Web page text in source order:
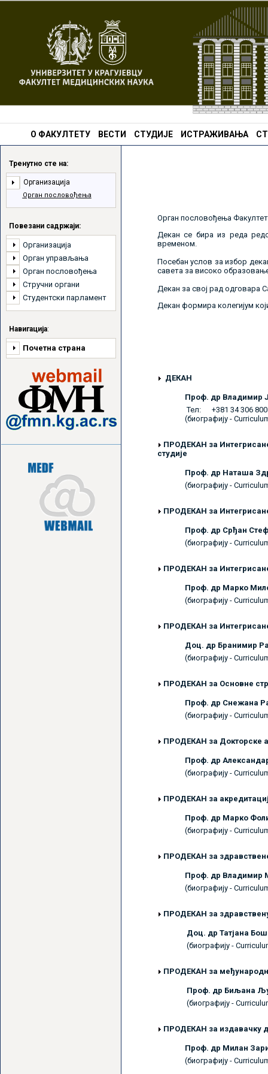
О ФАКУЛТЕТУ ВЕСТИ СТУДИЈЕ ИСТРАЖИВАЊА
Тренутно сте на:
Организација
Орган пословођења
Повезани садржаји:
Организација
Орган управљања
Орган пословођења
Стручни органи
Студентски парламент
Навигација:
Почетна страна
Орган пословођења
Декан се бира из реда
временом.
Посебан услов за избор
савета за високо
Декан за свој рад одговара
Декан формира колегијум
ДЕКАН
Проф. др
Тел: +381 34 306 800
(биографију -
ПРОДЕКАН за
студије
Проф. др Наташа
(биографију -
ПРОДЕКАН за
Проф. др Срђан
(биографију -
ПРОДЕКАН за
Проф. др Марко
(биографију -
ПРОДЕКАН за
Доц. др Бранимир
(биографију -
ПРОДЕКАН за Основне
Проф. др Снежана
(биографију -
ПРОДЕКАН за Докторске
Проф. др
(биографију -
ПРОДЕКАН за
Проф. др Марко
(биографију -
ПРОДЕКАН за
Проф. др Владимир
(биографију -
ПРОДЕКАН за
Доц. др Татјана
(биографију -
ПРОДЕКАН за
Проф. др Биљана
(биографију -
ПРОДЕКАН за издавачку
Проф. др Mилан
(биографију -